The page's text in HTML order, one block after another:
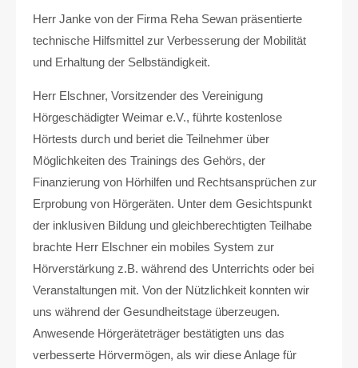
About us
Lorem ipsum dolor sit amet, consectetuer
adipiscing elit.
Aenean commodo ligula eget dolor. Aenean massa.
Cum sociis natoque penatibus et magnis dis parturient
montes, nascetur ridiculus mus. Donec quam felis,
ultricies nec.
Herr Janke von der Firma Reha Sewan präsentierte
technische Hilfsmittel zur Verbesserung der Mobilität
und Erhaltung der Selbständigkeit.
Herr Elschner, Vorsitzender des Vereinigung
Hörgeschädigter Weimar e.V., führte kostenlose
Hörtests durch und beriet die Teilnehmer über
Möglichkeiten des Trainings des Gehörs, der
Finanzierung von Hörhilfen und Rechtsansprüchen zur
Erprobung von Hörgeräten. Unter dem Gesichtspunkt
der inklusiven Bildung und gleichberechtigten Teilhabe
brachte Herr Elschner ein mobiles System zur
Hörverstärkung z.B. während des Unterrichts oder bei
Veranstaltungen mit. Von der Nützlichkeit konnten wir
uns während der Gesundheitstage überzeugen.
Anwesende Hörgeräteträger bestätigten uns das
verbesserte Hörvermögen, als wir diese Anlage für